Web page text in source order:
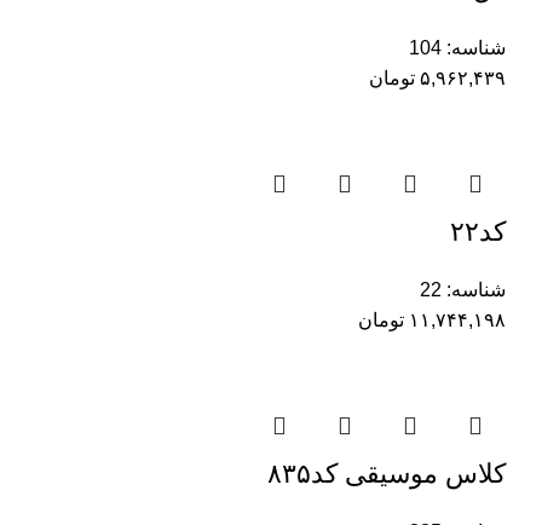
شناسه: 104
۵,۹۶۲,۴۳۹ تومان
کد۲۲
شناسه: 22
۱۱,۷۴۴,۱۹۸ تومان
کلاس موسیقی کد۸۳۵